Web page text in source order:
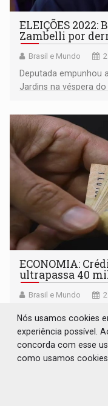
ELEIÇÕES
Zambelli por
Brasil e Mundo
Deputada empunhou
Jardins na véspera
ECONOMIA:
ultrapassa 40
Brasil e Mundo
profissionais com
rurais e MEIs
Nós usamos cookies
experiência possível.
concorda com esse
como usamos